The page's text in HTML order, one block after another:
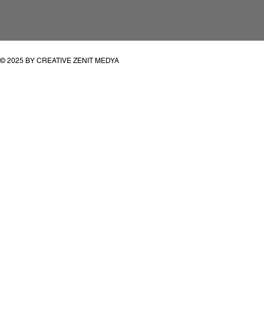
© 2025 BY CREATIVE ZENIT MEDYA